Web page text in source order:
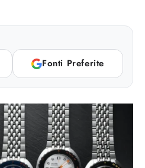
Fonti Preferite